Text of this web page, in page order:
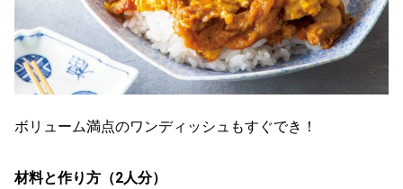
ボリューム満点のワンディッシュもすぐでき！
材料と作り方（2人分）